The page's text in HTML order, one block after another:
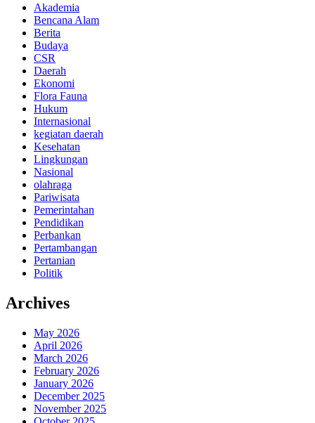
Akademia
Bencana Alam
Berita
Budaya
CSR
Daerah
Ekonomi
Flora Fauna
Hukum
Internasional
kegiatan daerah
Kesehatan
Lingkungan
Nasional
olahraga
Pariwisata
Pemerintahan
Pendidikan
Perbankan
Pertambangan
Pertanian
Politik
Archives
May 2026
April 2026
March 2026
February 2026
January 2026
December 2025
November 2025